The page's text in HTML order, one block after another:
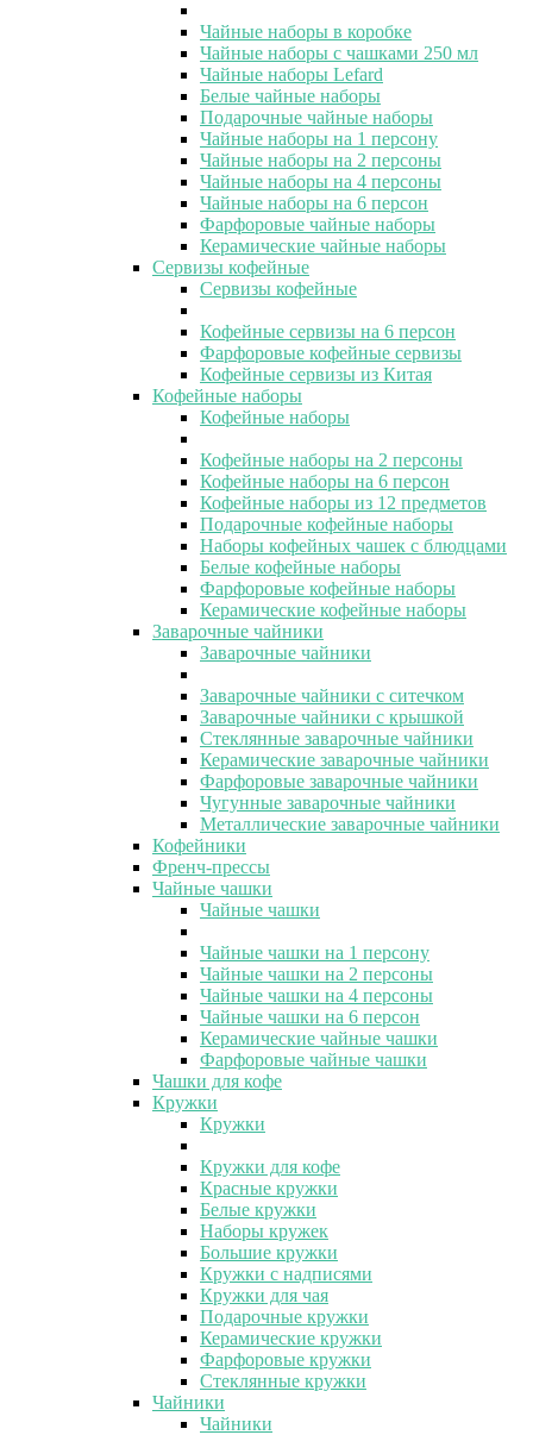
Чайные наборы в коробке
Чайные наборы с чашками 250 мл
Чайные наборы Lefard
Белые чайные наборы
Подарочные чайные наборы
Чайные наборы на 1 персону
Чайные наборы на 2 персоны
Чайные наборы на 4 персоны
Чайные наборы на 6 персон
Фарфоровые чайные наборы
Керамические чайные наборы
Сервизы кофейные
Сервизы кофейные
Кофейные сервизы на 6 персон
Фарфоровые кофейные сервизы
Кофейные сервизы из Китая
Кофейные наборы
Кофейные наборы
Кофейные наборы на 2 персоны
Кофейные наборы на 6 персон
Кофейные наборы из 12 предметов
Подарочные кофейные наборы
Наборы кофейных чашек с блюдцами
Белые кофейные наборы
Фарфоровые кофейные наборы
Керамические кофейные наборы
Заварочные чайники
Заварочные чайники
Заварочные чайники с ситечком
Заварочные чайники с крышкой
Стеклянные заварочные чайники
Керамические заварочные чайники
Фарфоровые заварочные чайники
Чугунные заварочные чайники
Металлические заварочные чайники
Кофейники
Френч-прессы
Чайные чашки
Чайные чашки
Чайные чашки на 1 персону
Чайные чашки на 2 персоны
Чайные чашки на 4 персоны
Чайные чашки на 6 персон
Керамические чайные чашки
Фарфоровые чайные чашки
Чашки для кофе
Кружки
Кружки
Кружки для кофе
Красные кружки
Белые кружки
Наборы кружек
Большие кружки
Кружки с надписями
Кружки для чая
Подарочные кружки
Керамические кружки
Фарфоровые кружки
Стеклянные кружки
Чайники
Чайники